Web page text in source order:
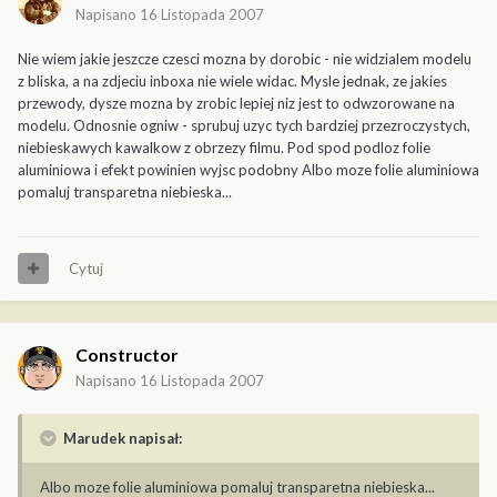
Napisano 16 Listopada 2007
Nie wiem jakie jeszcze czesci mozna by dorobic - nie widzialem modelu
z bliska, a na zdjeciu inboxa nie wiele widac. Mysle jednak, ze jakies
przewody, dysze mozna by zrobic lepiej niz jest to odwzorowane na
modelu. Odnosnie ogniw - sprubuj uzyc tych bardziej przezroczystych,
niebieskawych kawalkow z obrzezy filmu. Pod spod podloz folie
aluminiowa i efekt powinien wyjsc podobny Albo moze folie aluminiowa
pomaluj transparetna niebieska...
Cytuj
Constructor
Napisano 16 Listopada 2007
Marudek napisał:
Albo moze folie aluminiowa pomaluj transparetna niebieska...